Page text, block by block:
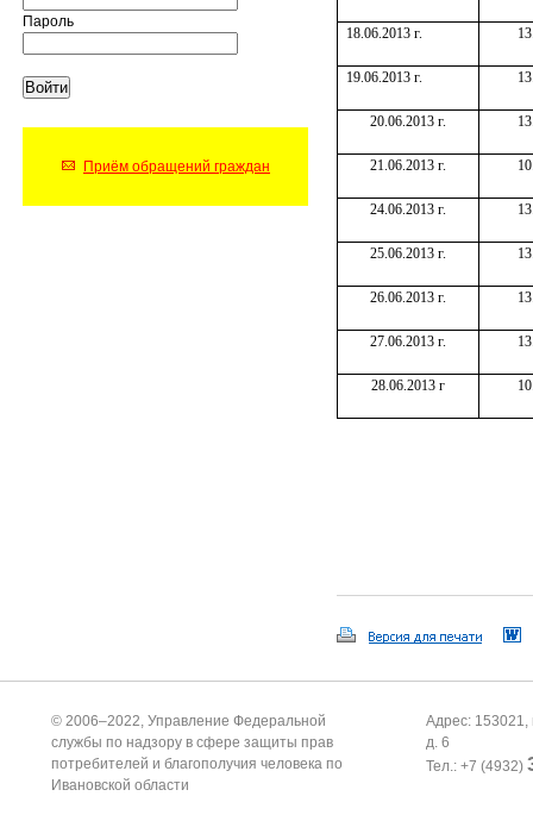
Пароль
Приём обращений граждан
18.06.2013 г.
19.06.2013 г.
20.06.2013 г.
21.06.2013 г.
24.06.2013 г.
25.06.2013 г.
26.06.2013 г.
27.06.2013 г.
28.06.2013 г
© 2006–2022, Управление Федеральной
службы по надзору в сфере защиты прав
потребителей и благополучия человека по
Ивановской области
Адрес: 153021,
д. 6
Тел.: +7 (4932)